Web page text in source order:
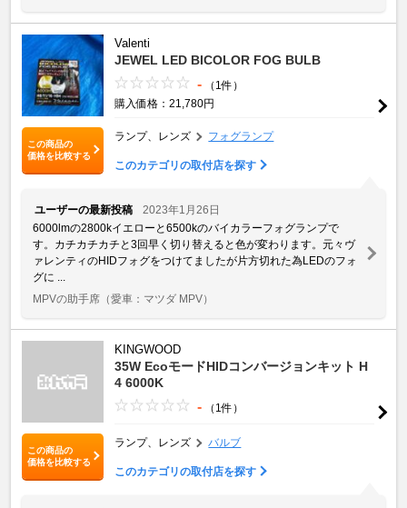
この商品の
価格を比較する
Valenti
JEWEL LED BICOLOR FOG BULB
-
（1件）
購入価格：21,780円
ランプ、レンズ フォグランプ
このカテゴリの取付店を探す
ユーザーの最新投稿
2023年1月26日
6000lmの2800kイエローと6500kのバイカラーフォグランプで
す。カチカチカチと3回早く切り替えると色が変わります。元々ヴ
ァレンティのHIDフォグをつけてましたが片方切れた為LEDのフォ
グに ...
MPVの助手席 （愛車：マツダ MPV）
この商品の
価格を比較する
KINGWOOD
35W EcoモードHIDコンバージョンキット H
4 6000K
- （1件）
ランプ、レンズ バルブ
このカテゴリの取付店を探す